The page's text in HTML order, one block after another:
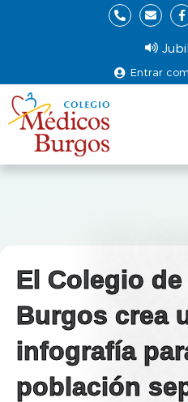
Entrar
El Colegio
Burgos crea
infografía
población